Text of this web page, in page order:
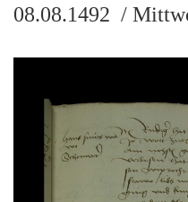
08.08.1492 /